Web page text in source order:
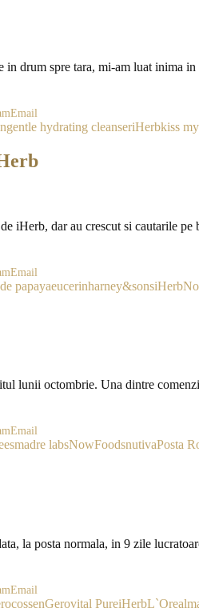
in drum spre tara, mi-am luat inima
Email
gentle hydrating cleanseriHerbkiss
iHerb, dar au crescut si cautarile
Email
papayaeucerinharney&sonsiHerb
lunii octombrie. Una dintre
Email
madre labsNowFoodsnutivaPosta
la posta normala, in 9 zile
Email
Gerovital PureiHerbL`Oreal